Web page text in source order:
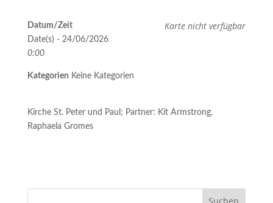
Karte nicht verfügbar
Datum/Zeit
Date(s) - 24/06/2026
0:00
Kategorien Keine Kategorien
Kirche St. Peter und Paul; Partner: Kit Armstrong,
Raphaela Gromes